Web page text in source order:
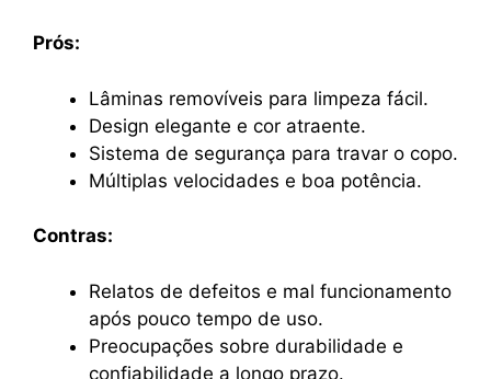
Prós:
Lâminas removíveis para limpeza fácil.
Design elegante e cor atraente.
Sistema de segurança para travar o copo.
Múltiplas velocidades e boa potência.
Contras:
Relatos de defeitos e mal funcionamento
após pouco tempo de uso.
Preocupações sobre durabilidade e
confiabilidade a longo prazo.